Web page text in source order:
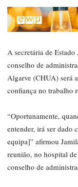
A secretária de
conselho de
Algarve (CHUA) será
confiança no trabalho
“Oportunamente,
entender, irá ser dado
equipa]” afirmou
reunião, no hospital
conselho de